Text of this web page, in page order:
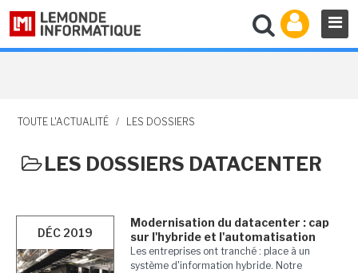
TOUTE L'ACTUALITÉ / LES DOSSIERS
LES DOSSIERS DATACENTER
DÉC 2019
Modernisation du datacenter : cap
sur l'hybride et l'automatisation
Les entreprises ont tranché : place à un
système d'information hybride. Notre